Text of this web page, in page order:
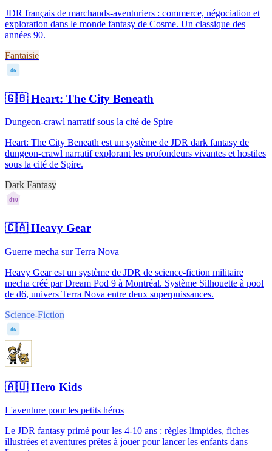
JDR français de marchands-aventuriers : commerce, négociation et
exploration dans le monde fantasy de Cosme. Un classique des
années 90.
Fantaisie
d6
🇬🇧Heart: The City Beneath
Dungeon-crawl narratif sous la cité de Spire
Heart: The City Beneath est un système de JDR dark fantasy de
dungeon-crawl narratif explorant les profondeurs vivantes et hostiles
sous la cité de Spire.
Dark Fantasy
d10
🇨🇦Heavy Gear
Guerre mecha sur Terra Nova
Heavy Gear est un système de JDR de science-fiction militaire
mecha créé par Dream Pod 9 à Montréal. Système Silhouette à pool
de d6, univers Terra Nova entre deux superpuissances.
Science-Fiction
d6
🇦🇺Hero Kids
L'aventure pour les petits héros
Le JDR fantasy primé pour les 4-10 ans : règles limpides, fiches
illustrées et aventures prêtes à jouer pour lancer les enfants dans